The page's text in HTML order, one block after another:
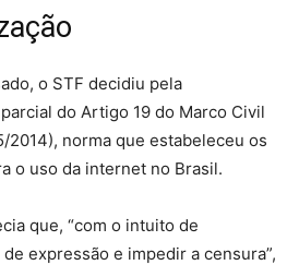
o STF decidiu pela
do Artigo 19 do Marco Civil
2014), norma que estabeleceu os
o uso da internet no Brasil.
que, “com o intuito de
expressão e impedir a censura”,